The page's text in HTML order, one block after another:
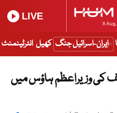
8
LIVE
ایران-اسرائیل جنگ کھیل انٹرٹینمنٹ
کی وزیراعظم ہاؤس میں